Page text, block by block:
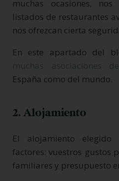
muchas ocasiones,
listados de restaurantes
nos ofrezcan cierta
En este apartado del
muchas asociaciones
España como del mundo.
2. Alojamiento
El alojamiento elegido
factores: vuestros gustos
familiares y presupuesto